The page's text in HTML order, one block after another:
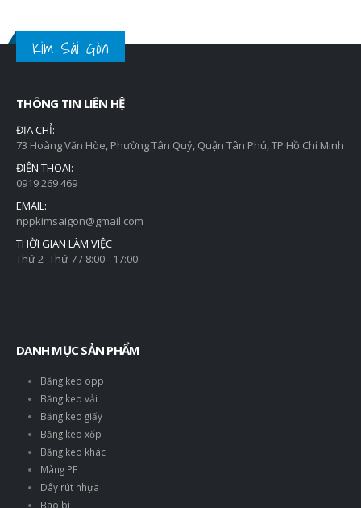
Kim Sài Gòn
THÔNG TIN LIÊN HỆ
ĐỊA CHỈ:
73 Hoàng Văn Hòe, Phường Tân Quý, Quận Tân Phú, TP Hồ Chí Minh
ĐIỆN THOẠI:
0919 269 469
EMAIL:
nppkimsaigon@gmail.com
THỜI GIAN LÀM VIỆC
Thứ 2- Thứ 7 / 8:00 - 17:00
DANH MỤC SẢN PHẨM
Băng keo opp
Băng keo vải
Băng keo giấy
Băng keo xốp
Băng keo khác
Màng PE
Dây rút nhựa
Bao bì